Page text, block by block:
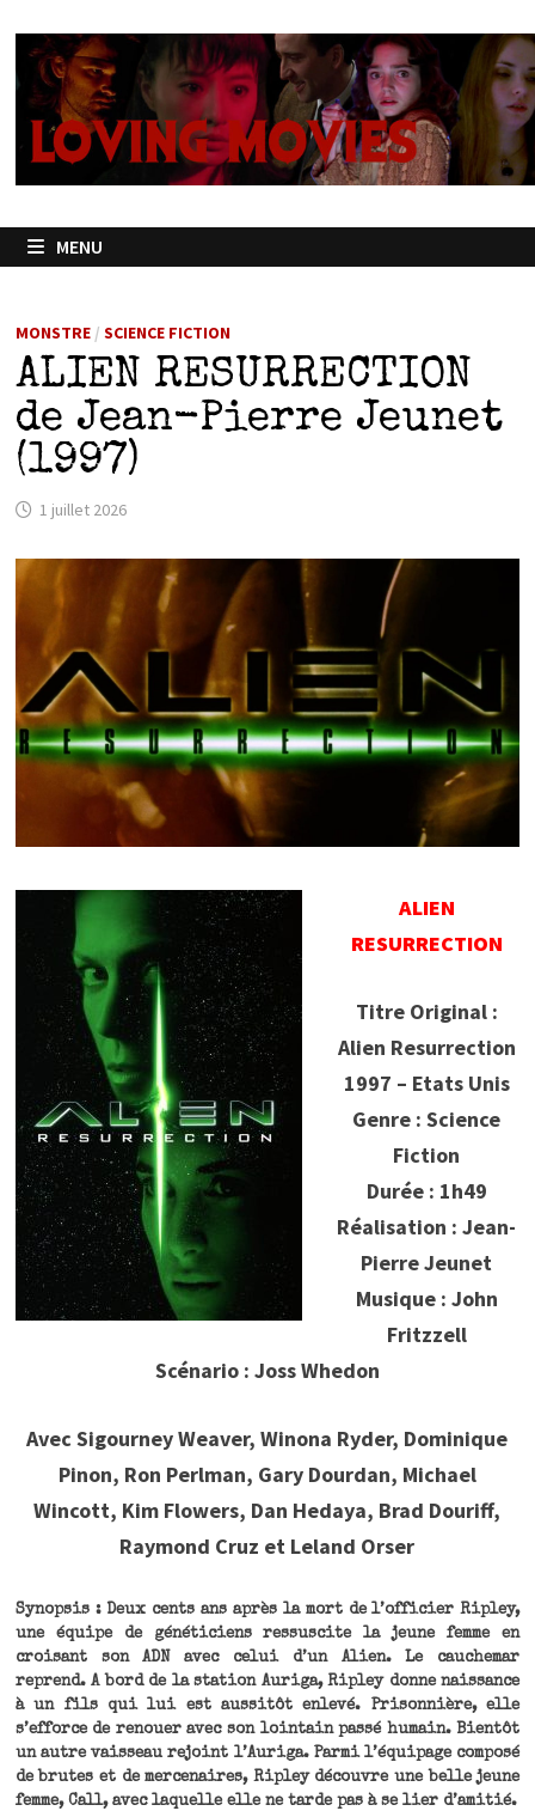
contenu
MENU
MONSTRE/ SCIENCE FICTION
ALIEN RESURRECTION
de Jean-Pierre Jeunet
(1997)
1 juillet 2026
ALIEN
RESURRECTION
Titre Original :
Alien Resurrection
1997 – Etats Unis
Genre : Science
Fiction
Durée : 1h49
Réalisation : Jean-
Pierre Jeunet
Musique : John
Fritzzell
Scénario : Joss Whedon
Avec Sigourney Weaver, Winona Ryder, Dominique
Pinon, Ron Perlman, Gary Dourdan, Michael
Wincott, Kim Flowers, Dan Hedaya, Brad Douriff,
Raymond Cruz et Leland Orser
Synopsis : Deux cents ans après la mort de l’officier Ripley,
une équipe de généticiens ressuscite la jeune femme en
croisant son ADN avec celui d’un Alien. Le cauchemar
reprend. A bord de la station Auriga, Ripley donne naissance
à un fils qui lui est aussitôt enlevé. Prisonnière, elle
s’efforce de renouer avec son lointain passé humain. Bientôt
un autre vaisseau rejoint l’Auriga. Parmi l’équipage composé
de brutes et de mercenaires, Ripley découvre une belle jeune
femme, Call, avec laquelle elle ne tarde pas à se lier d’amitié.